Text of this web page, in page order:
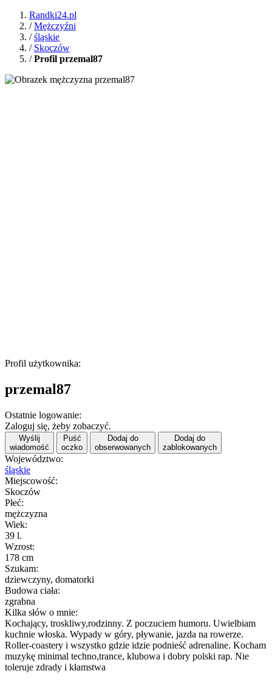
Randki24.pl
/Mężczyźni
/śląskie
/ Skoczów
/Profil przemal87
Profil użytkownika:
przemal87
Ostatnie logowanie:
Zaloguj się, żeby zobaczyć.
Wyślij
wiadomość
Puść
oczko
Dodaj do
obserwowanych
Dodaj do
zablokowanych
Województwo:
śląskie
Miejscowość:
Skoczów
Płeć:
mężczyzna
Wiek:
39 l.
Wzrost:
178 cm
Szukam:
dziewczyny, domatorki
Budowa ciała:
zgrabna
Kilka słów o mnie:
Kochający, troskliwy,rodzinny. Z poczuciem humoru. Uwielbiam
kuchnie włoska. Wypady w góry, pływanie, jazda na rowerze.
Roller-coastery i wszystko gdzie idzie podnieść adrenaline. Kocham
muzykę minimal techno,trance, klubowa i dobry polski rap. Nie
toleruje zdrady i kłamstwa